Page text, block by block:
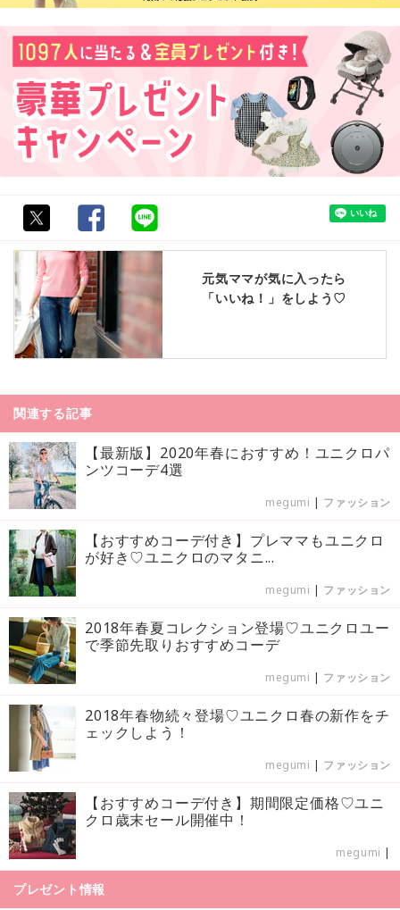
元気ママが気に入ったら
「いいね！」をしよう♡
関連する記事
【最新版】2020年春におすすめ！ユニクロパ
ンツコーデ4選
megumi | ファッション
【おすすめコーデ付き】プレママもユニクロ
が好き♡ユニクロのマタニ...
megumi | ファッション
2018年春夏コレクション登場♡ユニクロユー
で季節先取りおすすめコーデ
megumi | ファッション
2018年春物続々登場♡ユニクロ春の新作をチ
ェックしよう！
megumi | ファッション
【おすすめコーデ付き】期間限定価格♡ユニ
クロ歳末セール開催中！
megumi |
プレゼント情報